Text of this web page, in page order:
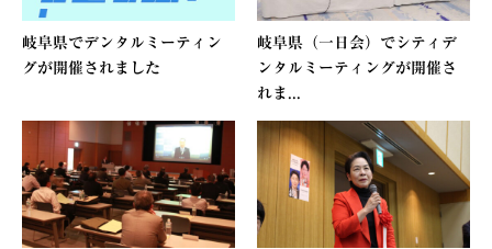
岐阜県でデンタルミーティン
グが開催されました
岐阜県（一日会）でシティデ
ンタルミーティングが開催さ
れま...